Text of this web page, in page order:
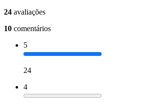
24 avaliações
10 comentários
5
24
4